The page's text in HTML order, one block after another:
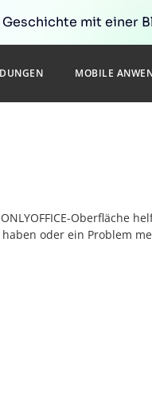
Geschichte mit einer
MOBILE
Oberfläche
haben oder ein Problem